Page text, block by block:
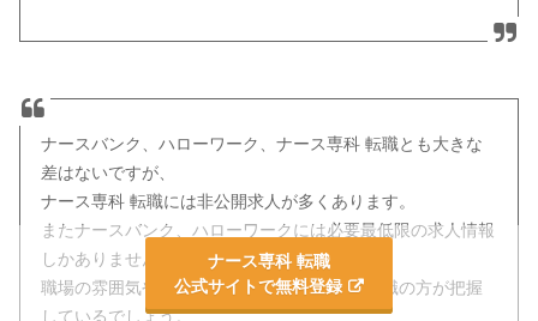
ナースバンク、ハローワーク、ナース専科 転職とも大きな
差はないですが、
ナース専科 転職には非公開求人が多くあります。
またナースバンク、ハローワークには必要最低限の求人情報
しかありません。
職場の雰囲気や人間関係などはナース専科 転職の方が把握
しているでしょう。
ナース専科 転職
公式サイトで無料登録